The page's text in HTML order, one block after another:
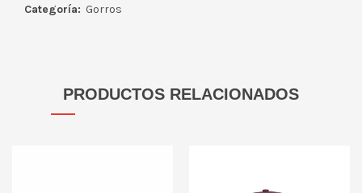
Categoría: Gorros
PRODUCTOS RELACIONADOS